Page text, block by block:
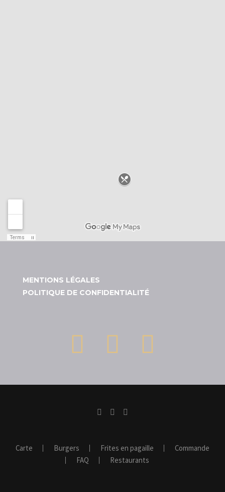
MENTIONS LÉGALES
POLITIQUE DE CONFIDENTIALITÉ
Carte Burgers Frites en pagaille
Commande
FAQ
Restaurants